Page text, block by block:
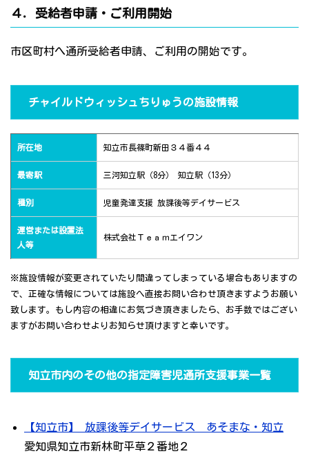
４．受給者申請・ご利用開始
市区町村へ通所受給者申請、ご利用の開始です。
チャイルドウィッシュちりゅうの施設情報
所在地 知立市長篠町新田３４番４４
最寄駅 三河知立駅（8分） 知立駅（13分）
種別 児童発達支援 放課後等デイサービス
運営または設置法
人等
株式会社Ｔｅａｍエイワン
※施設情報が変更されていたり間違ってしまっている場合もありますの
で、正確な情報については施設へ直接お問い合わせ頂きますようお願い
致します。もし内容の相違にお気づき頂きましたら、お手数ではござい
ますがお問い合わせよりお知らせ頂けますと幸いです。
知立市内のその他の指定障害児通所支援事業一覧
【知立市】 放課後等デイサービス あそまな・知立
愛知県知立市新林町平草２番地２